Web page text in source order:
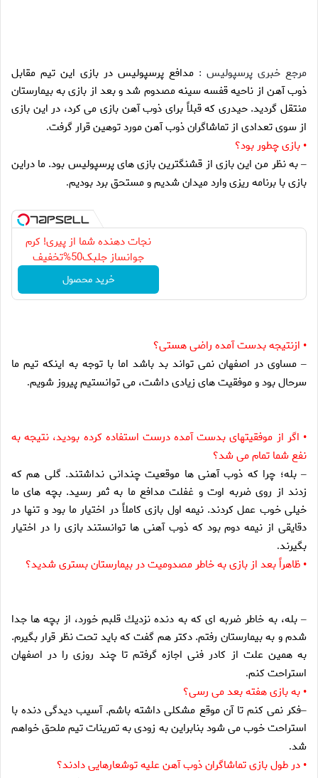
مرجع خبری پرسپولیس : مدافع پرسپوليس در بازى اين تيم مقابل
ذوب آهن از ناحيه قفسه سينه مصدوم شد و بعد از بازى به بيمارستان
منتقل گرديد. حيدرى كه قبلاً براى ذوب آهن بازى مى كرد، در اين بازى
از سوى تعدادى از تماشاگران ذوب آهن مورد توهين قرار گرفت.
• بازى چطور بود؟
–به نظر من اين بازى از قشنگترين بازى هاى پرسپوليس بود. ما دراين
بازى با برنامه ريزى وارد ميدان شديم و مستحق برد بوديم.
نجات دهنده شما از پیری! کرم
جوانساز جلبک50%تخفیف
خرید محصول
• ازنتيجه بدست آمده راضى هستى؟
– مساوى در اصفهان نمى تواند بد باشد اما با توجه به اينكه تيم ما
سرحال بود و موفقيت هاى زيادى داشت، مى توانستيم پيروز شويم.
• اگر از موفقيتهاى بدست آمده درست استفاده كرده بوديد، نتيجه به
نفع شما تمام مى شد؟
–بله؛ چرا كه ذوب آهنى ها موقعيت چندانى نداشتند. گلى هم كه
زدند از روى ضربه اوت و غفلت مدافع ما به ثمر رسيد. بچه هاى ما
خيلى خوب عمل كردند. نيمه اول بازى كاملاً در اختيار ما بود و تنها در
دقايقى از نيمه دوم بود كه ذوب آهنى ها توانستند بازى را در اختيار
بگيرند.
• ظاهراً بعد از بازى به خاطر مصدوميت در بيمارستان بسترى شديد؟
–بله، به خاطر ضربه اى كه به دنده نزديك قلبم خورد، از بچه ها جدا
شدم و به بيمارستان رفتم. دكتر هم گفت كه بايد تحت نظر قرار بگيرم.
به همين علت از كادر فنى اجازه گرفتم تا چند روزى را در اصفهان
استراحت كنم.
• به بازى هفته بعد مى رسى؟
–فكر نمى كنم تا آن موقع مشكلى داشته باشم. آسيب ديدگى دنده با
استراحت خوب مى شود بنابراين به زودى به تمرينات تيم ملحق خواهم
شد.
• در طول بازى تماشاگران ذوب آهن عليه توشعارهايى دادند؟